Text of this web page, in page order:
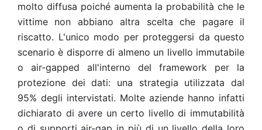
molto diffusa poiché aumenta la probabilità che le
vittime non abbiano altra scelta che pagare il
riscatto. L'unico modo per proteggersi da questo
scenario è disporre di almeno un livello immutabile
o air-gapped all'interno del framework per la
protezione dei dati: una strategia utilizzata dal
95% degli intervistati. Molte aziende hanno infatti
dichiarato di avere un certo livello di immutabilità